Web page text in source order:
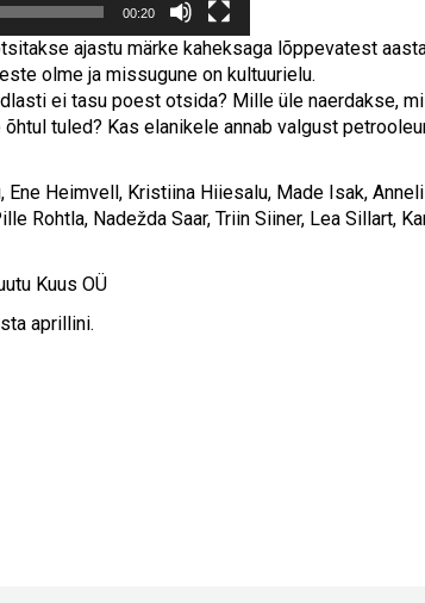
00:20
ajastu märke kaheksaga lõppevatest
olme ja missugune on kultuurielu.
ei tasu poest otsida? Mille üle naerdakse,
tuled? Kas elanikele annab valgust
Ene Heimvell, Kristiina Hiiesalu, Made Isak,
Rohtla, Nadežda Saar, Triin Siiner, Lea Sillart,
Kuus OÜ
aprillini.